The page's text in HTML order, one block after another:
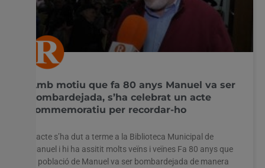
Amb motiu que fa 80 anys Manuel va ser
bombardejada, s’ha celebrat un acte
commemoratiu per recordar-ho
L’acte s’ha dut a terme a la Biblioteca Municipal de
Manuel i hi ha assitit molts veïns i veïnes Fa 80 anys que
la població de Manuel va ser bombardejada de manera